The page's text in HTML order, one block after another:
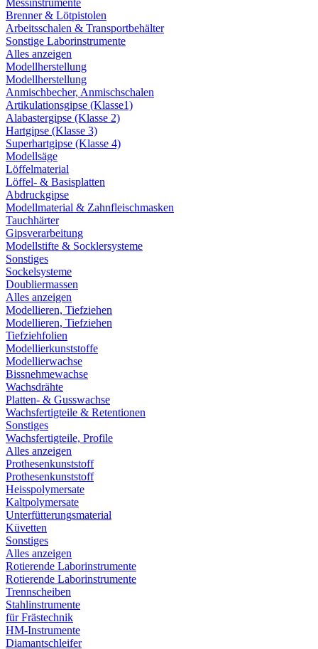
Messinstrumente
Brenner & Lötpistolen
Arbeitsschalen & Transportbehälter
Sonstige Laborinstrumente
Alles anzeigen
Modellherstellung
Modellherstellung
Anmischbecher, Anmischschalen
Artikulationsgipse (Klasse1)
Alabastergipse (Klasse 2)
Hartgipse (Klasse 3)
Superhartgipse (Klasse 4)
Modellsäge
Löffelmaterial
Löffel- & Basisplatten
Abdruckgipse
Modellmaterial & Zahnfleischmasken
Tauchhärter
Gipsverarbeitung
Modellstifte & Socklersysteme
Sonstiges
Sockelsysteme
Doubliermassen
Alles anzeigen
Modellieren, Tiefziehen
Modellieren, Tiefziehen
Tiefziehfolien
Modellierkunststoffe
Modellierwachse
Bissnehmewachse
Wachsdrähte
Platten- & Gusswachse
Wachsfertigteile & Retentionen
Sonstiges
Wachsfertigteile, Profile
Alles anzeigen
Prothesenkunststoff
Prothesenkunststoff
Heisspolymersate
Kaltpolymersate
Unterfütterungsmaterial
Küvetten
Sonstiges
Alles anzeigen
Rotierende Laborinstrumente
Rotierende Laborinstrumente
Trennscheiben
Stahlinstrumente
für Frästechnik
HM-Instrumente
Diamantschleifer